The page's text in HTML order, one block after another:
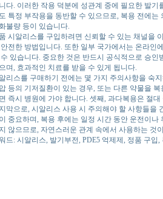
다. 이러한 작용 덕분에 성관계 중에 필요한 발
특정 부작용을 동반할 수 있으므로, 복용 전에
불량 등이 있습니다.
시알리스를 구입하려면 신뢰할 수 있는 채널을
전한 방법입니다. 또한 일부 국가에서는 온라인
있습니다. 중요한 것은 반드시 공식적으로 승
며, 효과적인 치료를 받을 수 있게 됩니다.
리스를 구매하기 전에는 몇 가지 주의사항을 숙
등의 기저질환이 있는 경우, 또는 다른 약물을
즉시 병원에 가야 합니다. 셋째, 과다복용은 절
막으로, 시알리스 사용 시 주의해야 할 사항들을
중요하며, 복용 후에는 일정 시간 동안 운전이
않으므로, 자연스러운 관계 속에서 사용하는 것
드: 시알리스, 발기부전, PDE5 억제제, 정품 구